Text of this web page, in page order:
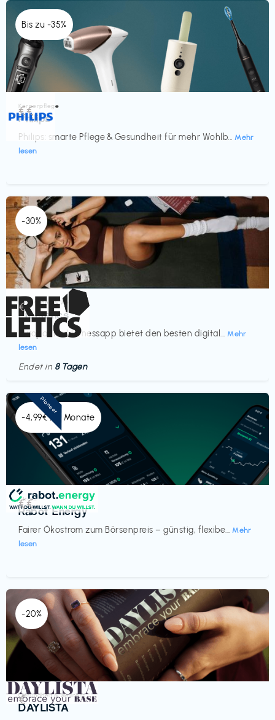
Bis zu -35%
Körperpflege
Philips
Philips: smarte Pflege & Gesundheit für mehr Wohlb... Mehr
lesen
€€‎
-30%
Gesundheit & Wellness
Freeletics
Europas Nr. 1 Fitnessapp bietet den besten digital... Mehr
lesen
€‎
Endet in 8 Tagen
-4,99€ x 6 Monate
Strom
Rabot Energy
Fairer Ökostrom zum Börsenpreis – günstig, flexibe... Mehr
lesen
€€‎
Pioneer
-20%
Gesundheit & Wellness
DAYLISTA
€‎